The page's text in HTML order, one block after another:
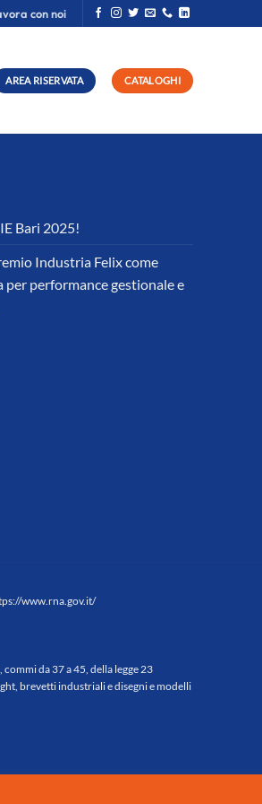
con noi
AREA RISERVATA CATALOGHI
Bari 2025!
Industria Felix come
per performance gestionale e
www.rna.gov.it/
da 37 a 45, della legge 23
brevetti industriali e disegni e modelli